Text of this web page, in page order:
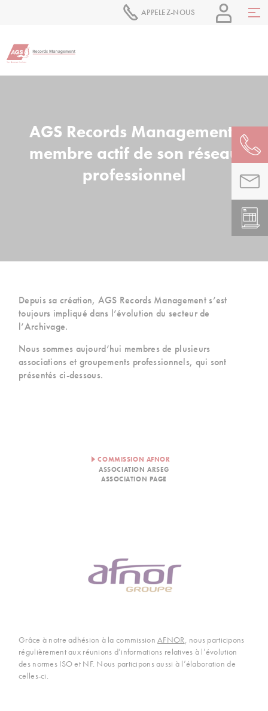
APPELEZ-NOUS
AGS Records Management,
membre actif de son réseau
professionnel
Depuis sa création, AGS Records Management s’est
toujours impliqué dans l’évolution du secteur de
l’Archivage.
Nous sommes aujourd’hui membres de plusieurs
associations et groupements professionnels, qui sont
présentés ci-dessous.
COMMISSION AFNOR
ASSOCIATION ARSEG
ASSOCIATION PAGE
Grâce à notre adhésion à la commission AFNOR , nous participons
régulièrement aux réunions d’informations relatives à l’évolution
des normes ISO et NF. Nous participons aussi à l’élaboration de
celles-ci.